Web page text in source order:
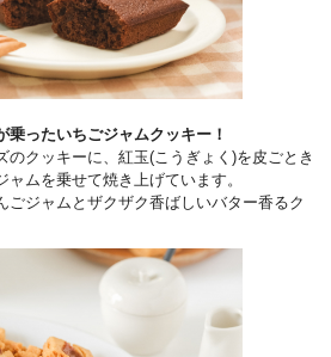
乗ったいちごジャムクッキー！
のクッキーに、紅玉(こうぎょく)を皮ごとき
ムを乗せて焼き上げています。
ジャムとザクザク香ばしいバター香るク